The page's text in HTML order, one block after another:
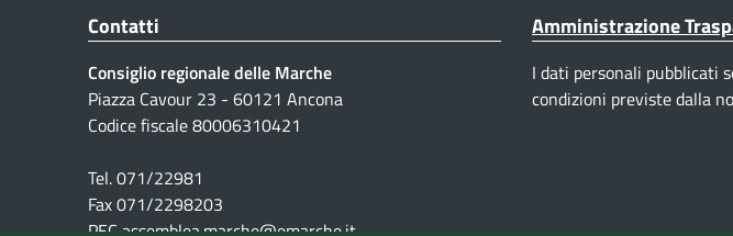
Contatti
Consiglio regionale delle Marche
Piazza Cavour 23 - 60121 Ancona
Codice fiscale 80006310421
Tel. 071/22981
Fax 071/2298203
PEC assemblea.marche@emarche.it
Amministrazione
I dati personali pubblicati
condizioni previste dalla